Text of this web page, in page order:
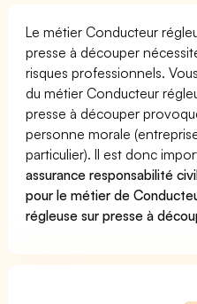
Le métier Conducteur
presse à découper
risques professionnels.
du métier Conducteur
presse à découper
personne morale
particulier). Il est donc
assurance responsabilité
pour le métier de
régleuse sur presse à